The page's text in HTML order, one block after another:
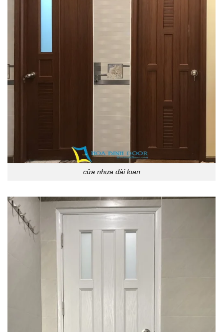
cửa nhựa đài loan